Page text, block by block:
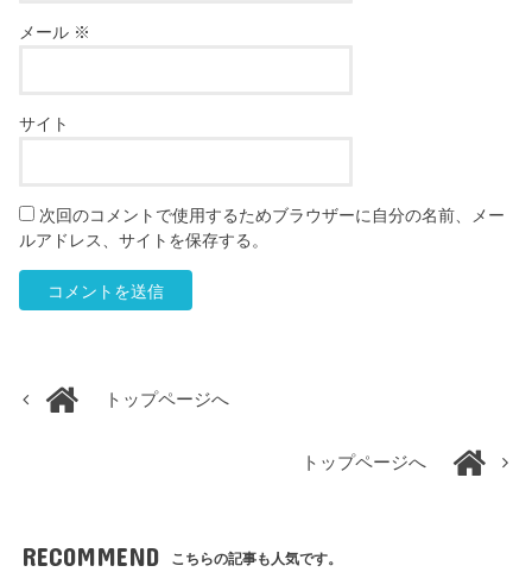
メール ※
サイト
次回のコメントで使用するためブラウザーに自分の名前、メー
ルアドレス、サイトを保存する。
トップページへ
トップページへ
RECOMMEND こちらの記事も人気です。